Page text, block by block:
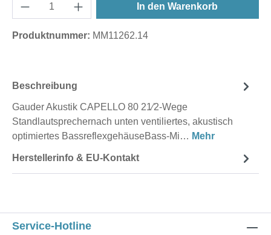
In den Warenkorb
Produktnummer: MM11262.14
Beschreibung
Gauder Akustik CAPELLO 80 21⁄2-Wege
Standlautsprechernach unten ventiliertes, akustisch
optimiertes BassreflexgehäuseBass-Mi… Mehr
Herstellerinfo & EU-Kontakt
Service-Hotline